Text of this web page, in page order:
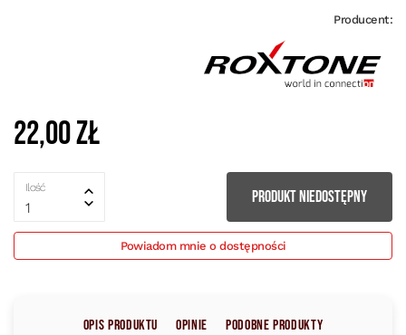
Producent:
22,00 zł
Ilość
1
PRODUKT NIEDOSTĘPNY
Powiadom mnie o dostępności
Opis produktu Opinie Podobne produkty